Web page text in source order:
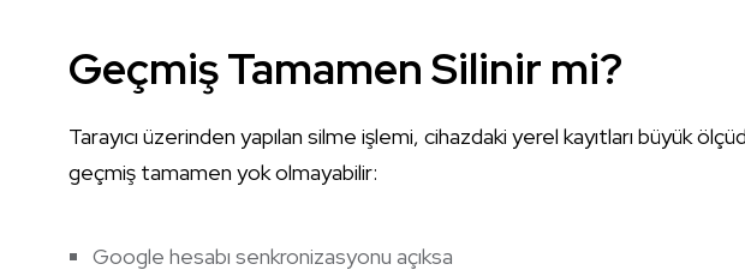
Geçmiş Tamamen Silinir mi?
Tarayıcı üzerinden yapılan silme işlemi, cihazdaki yerel kayıtları büyük
geçmiş tamamen yok olmayabilir:
Google hesabı senkronizasyonu açıksa